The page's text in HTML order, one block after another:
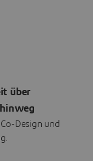
über
Design und